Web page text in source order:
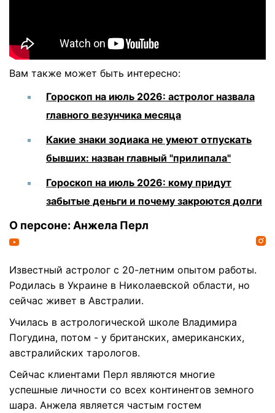
Вам также может быть интересно:
Гороскоп на июль 2026: астролог назвала
главного везунчика месяца
Какие знаки зодиака не умеют отпускать
бывших: назван главный "прилипала"
Гороскоп на июль 2026: кому придут
забытые деньги и почему закроются долги
О персоне: Анжела Перл
Известный астролог с 20-летним опытом работы.
Родилась в Украине в Николаевской области, но
сейчас живет в Австралии.
Училась в астрологической школе Владимира
Погудина, потом - у британских, американских,
австралийских тарологов.
Сейчас клиентами Перл являются многие
успешные личности со всех континентов земного
шара. Анжела является частым гостем